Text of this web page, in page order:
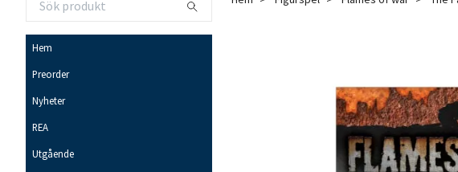
Hem
Preorder
Nyheter
REA
Utgående